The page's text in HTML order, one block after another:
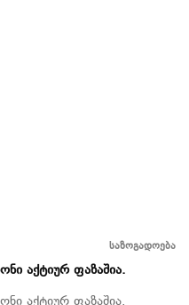
საზოგადოება
აქტიურ ფაზაშია.